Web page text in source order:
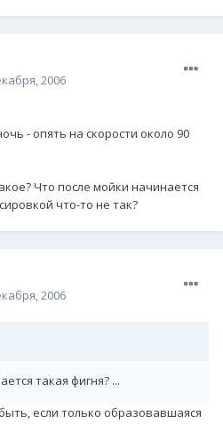
2006
- опять на скорости около 90
Что после мойки начинается
что-то не так?
2006
такая фигня? ...
если только образовавшаяся